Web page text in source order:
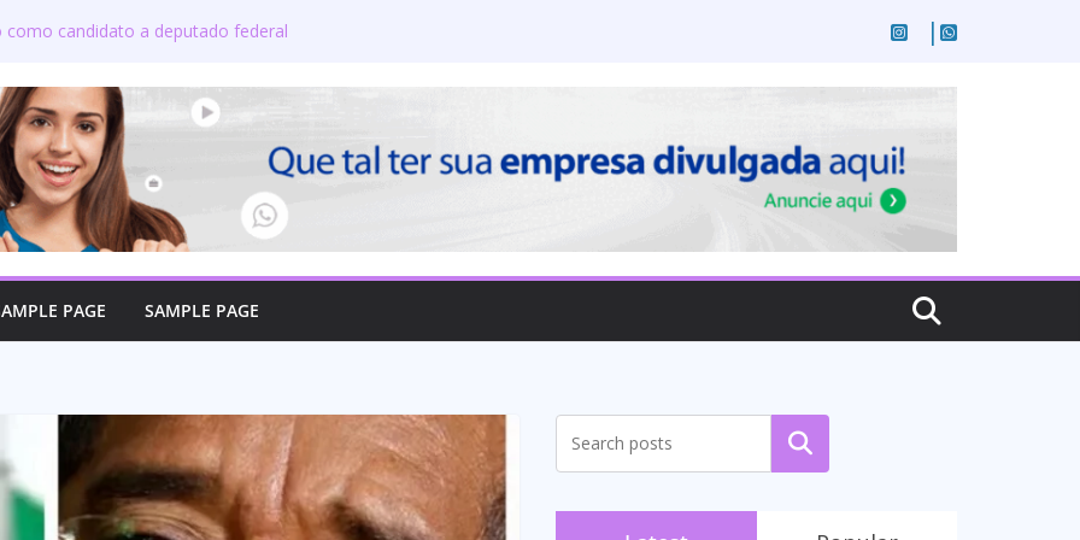
como candidato a deputado federal
e aposentados do Maranhão
posse no Senado e se torna a
Coroatá
candidatura a deputado
com o povo do Maranhão
PAGE SAMPLE PAGE
Pesquisar